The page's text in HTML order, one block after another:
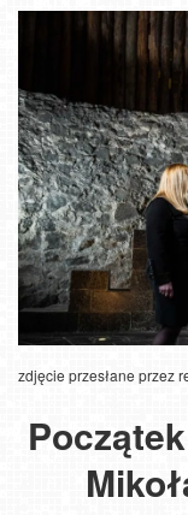
zdjęcie przesłane przez